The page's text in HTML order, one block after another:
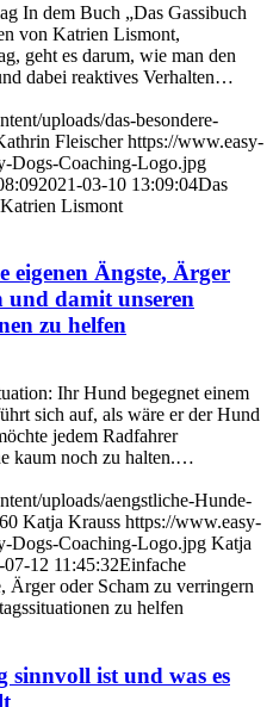
In dem Buch „Das Gassibuch
von Katrien Lismont,
geht es darum, wie man den
dabei reaktives Verhalten…
uploads/das-besondere-
Fleischer https://www.easy-
Dogs-Coaching-Logo.jpg
2021-03-10 13:09:04Das
Lismont
eigenen Ängste, Ärger
und damit unseren
zu helfen
Ihr Hund begegnet einem
sich auf, als wäre er der Hund
jedem Radfahrer
kaum noch zu halten.…
uploads/aengstliche-Hunde-
Katja Krauss https://www.easy-
Dogs-Coaching-Logo.jpg Katja
07-12 11:45:32Einfache
Ärger oder Scham zu verringern
zu helfen
ist und was es